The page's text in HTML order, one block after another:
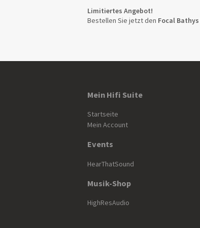
Limitiertes Angebot!
Bestellen Sie jetzt den Focal Bathys
Mein Hifi Suite
Startseite
Mein Account
Events
HearThatSound
Musik-Shop
HighResAudio